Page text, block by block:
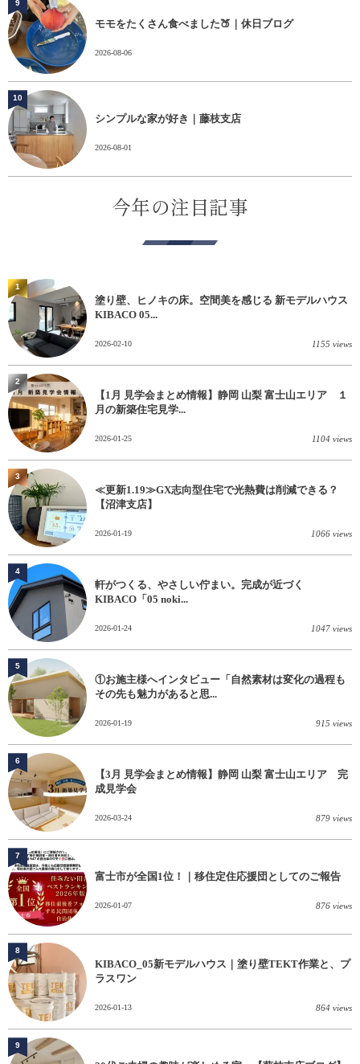
モモをたくさん食べました🍑｜休日ブログ
2026-08-06
9
シンプルな家が好き｜藤枝支店
2026-08-01
10
今年の注目記事
塗り壁、ヒノキの床。空間美を感じる 新モデルハウス
KIBACO 05...
2026-02-10 1155 views
1
【1月 見学会まとめ情報】静岡 山梨 富士山エリア １
月の新築住宅見学...
2026-01-25 1104 views
2
≪更新1.19≫GX志向型住宅で光熱費は削減できる？
【沼津支店】
2026-01-19 1066 views
3
軒がつくる、やさしい佇まい。完成が近づく
KIBACO「05 noki...
2026-01-24 1047 views
4
①お施主様へインタビュー「自然素材は変化の過程も
その先も魅力があると思...
2026-01-19 915 views
5
【3月 見学会まとめ情報】静岡 山梨 富士山エリア 完
成見学会
2026-03-24 879 views
6
富士市が全国1位！｜移住定住応援団としてのご報告
2026-01-07 876 views
7
KIBACO_05新モデルハウス｜塗り壁TEKT作業と、プ
ラスワン
2026-01-13 864 views
8
9